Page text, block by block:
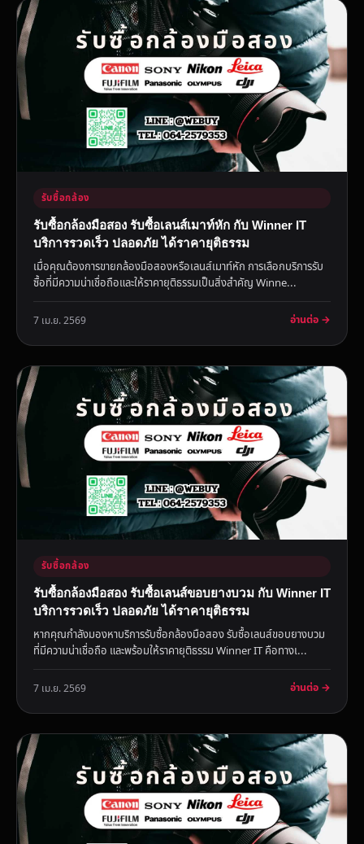
รับซื้อกล้อง
รับซื้อกล้องมือสอง รับซื้อเลนส์เมาท์หัก กับ Winner IT
บริการรวดเร็ว ปลอดภัย ได้ราคายุติธรรม
เมื่อคุณต้องการขายกล้องมือสองหรือเลนส์เมาท์หัก การเลือกบริการรับ
ซื้อที่มีความน่าเชื่อถือและให้ราคายุติธรรมเป็นสิ่งสำคัญ Winne...
7 เม.ย. 2569 อ่านต่อ →
รับซื้อกล้อง
รับซื้อกล้องมือสอง รับซื้อเลนส์ขอบยางบวม กับ Winner IT
บริการรวดเร็ว ปลอดภัย ได้ราคายุติธรรม
หากคุณกำลังมองหาบริการรับซื้อกล้องมือสอง รับซื้อเลนส์ขอบยางบวม
ที่มีความน่าเชื่อถือ และพร้อมให้ราคายุติธรรม Winner IT คือทางเ...
7 เม.ย. 2569 อ่านต่อ →